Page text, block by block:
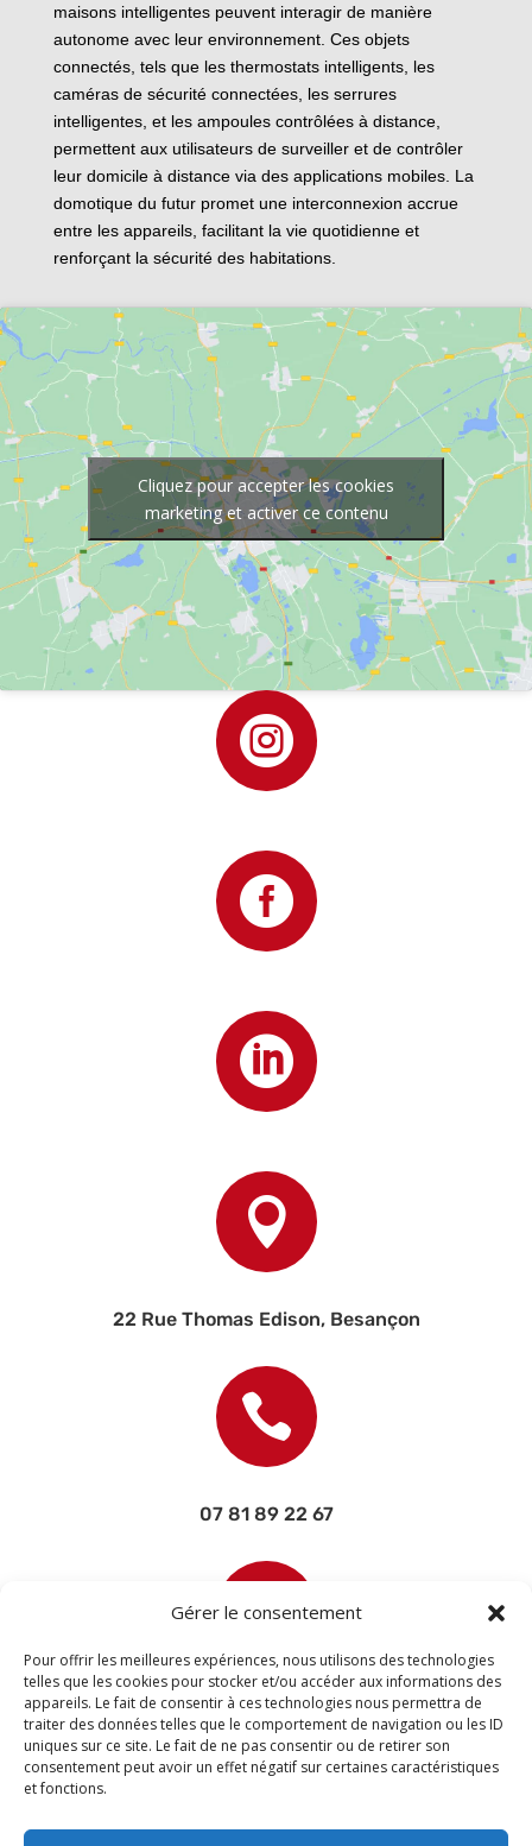
Gérer le consentement
Pour offrir les meilleures expériences, nous utilisons des technologies
telles que les cookies pour stocker et/ou accéder aux informations des
appareils. Le fait de consentir à ces technologies nous permettra de
traiter des données telles que le comportement de navigation ou les ID
uniques sur ce site. Le fait de ne pas consentir ou de retirer son
consentement peut avoir un effet négatif sur certaines caractéristiques
et fonctions.
maisons intelligentes peuvent interagir de manière
autonome avec leur environnement. Ces objets
connectés, tels que les thermostats intelligents, les
caméras de sécurité connectées, les serrures
intelligentes, et les ampoules contrôlées à distance,
permettent aux utilisateurs de surveiller et de contrôler
leur domicile à distance via des applications mobiles. La
domotique du futur promet une interconnexion accrue
entre les appareils, facilitant la vie quotidienne et
renforçant la sécurité des habitations.
Cliquez pour accepter les cookies
marketing et activer ce contenu




22 Rue Thomas Edison, Besançon

07 81 89 22 67

contact@devisettravaux.fr